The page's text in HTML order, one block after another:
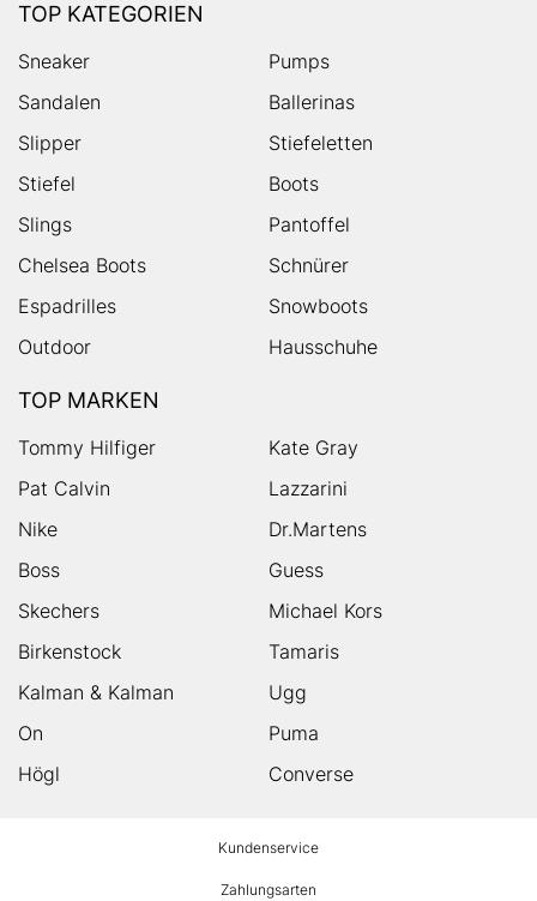
TOP KATEGORIEN
Sneaker
Pumps
Sandalen
Ballerinas
Slipper
Stiefeletten
Stiefel
Boots
Slings
Pantoffel
Chelsea Boots
Schnürer
Espadrilles
Snowboots
Outdoor
Hausschuhe
TOP MARKEN
Tommy Hilfiger
Kate Gray
Pat Calvin
Lazzarini
Nike
Dr.Martens
Boss
Guess
Skechers
Michael Kors
Birkenstock
Tamaris
Kalman & Kalman
Ugg
On
Puma
Högl
Converse
Kundenservice
Zahlungsarten